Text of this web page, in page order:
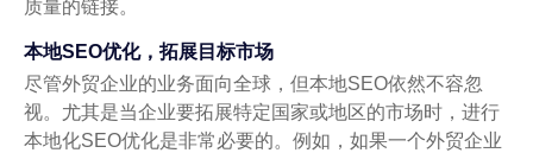
质量的链接。
本地SEO优化，拓展目标市场
尽管外贸企业的业务面向全球，但本地SEO依然不容忽
视。尤其是当企业要拓展特定国家或地区的市场时，进行
本地化SEO优化是非常必要的。例如，如果一个外贸企业